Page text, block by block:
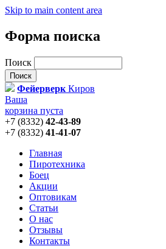
Skip to main content area
Форма поиска
Поиск
Фейерверк Киров
Ваша
корзина пуста
+7 (8332) 42-43-89
+7 (8332) 41-41-07
Главная
Пиротехника
Боец
Акции
Оптовикам
Статьи
О нас
Отзывы
Контакты